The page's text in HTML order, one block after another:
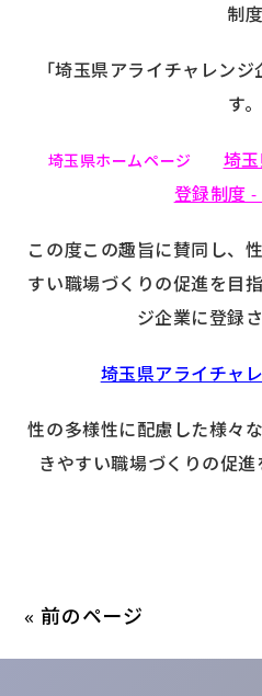
制度
「埼玉県アライチャレン
す。
埼玉県ホームページ 埼
登録制度 -
この度この趣旨に賛同し、
すい職場づくりの促進を目
ジ企業に登録
埼玉県アライチャ
性の多様性に配慮した様々
きやすい職場づくりの促進
« 前のページ